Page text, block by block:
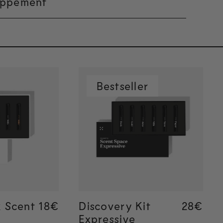
Regular price
18€
Regular price
18€
Bestseller
Discovery Kit
Expressive
28€
28€